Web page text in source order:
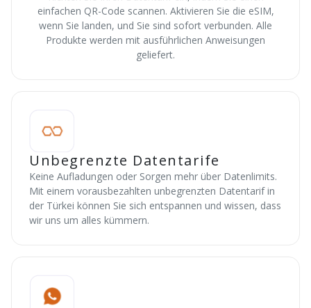
einfachen QR-Code scannen. Aktivieren Sie die eSIM,
wenn Sie landen, und Sie sind sofort verbunden. Alle
Produkte werden mit ausführlichen Anweisungen
geliefert.
Unbegrenzte Datentarife
Keine Aufladungen oder Sorgen mehr über Datenlimits.
Mit einem vorausbezahlten unbegrenzten Datentarif in
der Türkei können Sie sich entspannen und wissen, dass
wir uns um alles kümmern.